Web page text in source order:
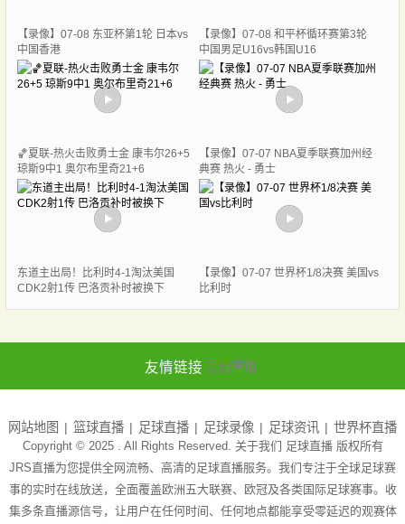
【录像】07-08 东亚杯第1轮 日本vs
中国香港
【录像】07-08 和平杯循环赛第3轮
中国男足U16vs韩国U16
🏀夏联-热火击败勇士金 康韦尔26+5
琼斯9中1 奥尔布里奇21+6
【录像】07-07 NBA夏季联赛加州经
典赛 热火 - 勇士
东道主出局！比利时4-1淘汰美国
CDK2射1传 巴洛贡补时被换下
【录像】07-07 世界杯1/8决赛 美国vs
比利时
友情链接 足球直播
网站地图 篮球直播 足球直播 足球录像 足球资讯 世界杯直播
Copyright © 2025 . All Rights Reserved. 关于我们 足球直播版权所有
JRS直播为您提供全网流畅、高清的足球直播服务。我们专注于全球足球赛
事的实时在线放送，全面覆盖欧洲五大联赛、欧冠及各类国际足球赛事。收
集多条直播源信号，让用户在任何时间、任何地点都能享受零延迟的观赛体